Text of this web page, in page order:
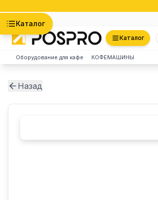
Каталог
Каталог
Оборудование для кафе КОФЕМАШИНЫ
Назад